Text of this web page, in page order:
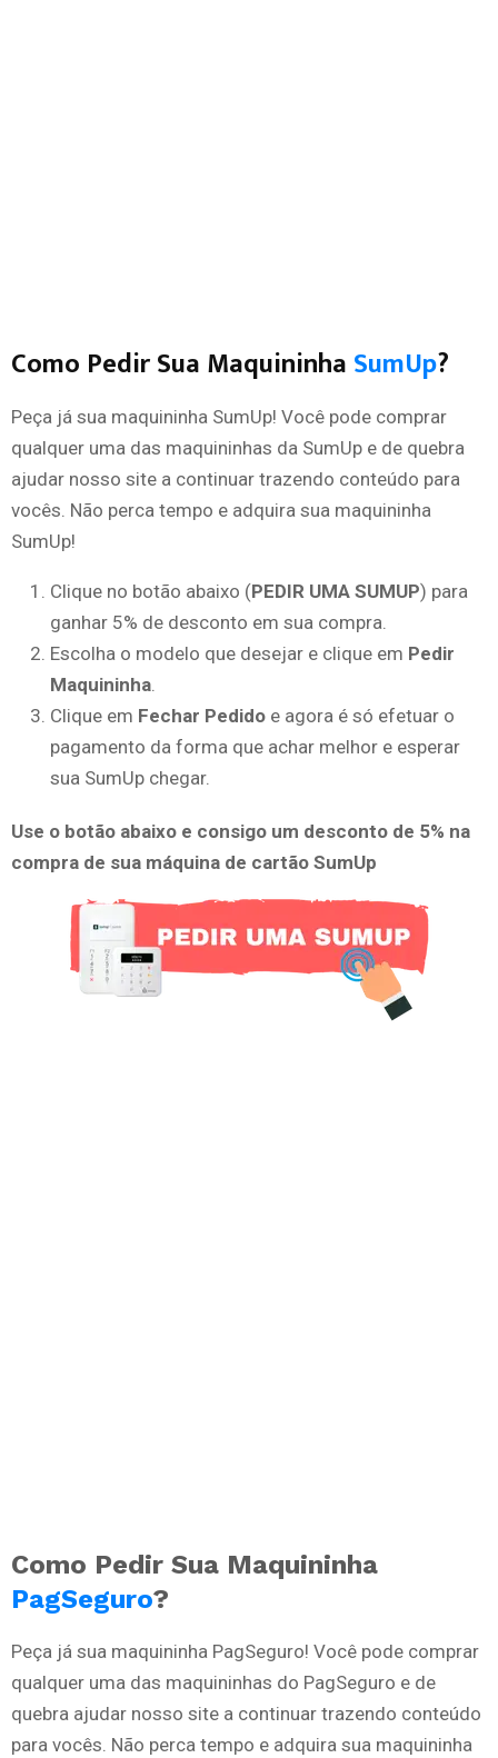
Como Pedir Sua Maquininha SumUp?
Peça já sua maquininha SumUp! Você pode comprar
qualquer uma das maquininhas da SumUp e de quebra
ajudar nosso site a continuar trazendo conteúdo para
vocês. Não perca tempo e adquira sua maquininha
SumUp!
Clique no botão abaixo (PEDIR UMA SUMUP) para
ganhar 5% de desconto em sua compra.
Escolha o modelo que desejar e clique em Pedir
Maquininha
Clique em Fechar Pedido e agora é só efetuar o
pagamento da forma que achar melhor e esperar
sua SumUp chegar.
Use o botão abaixo e consigo um desconto de 5% na
compra de sua máquina de cartão SumUp
Como Pedir Sua Maquininha
PagSeguro?
Peça já sua maquininha PagSeguro! Você pode comprar
qualquer uma das maquininhas do PagSeguro e de
quebra ajudar nosso site a continuar trazendo conteúdo
para vocês. Não perca tempo e adquira sua maquininha